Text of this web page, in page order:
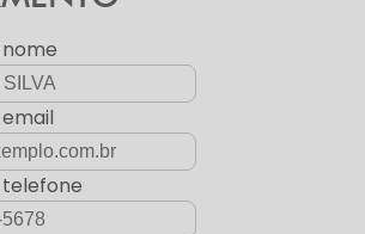
telefone